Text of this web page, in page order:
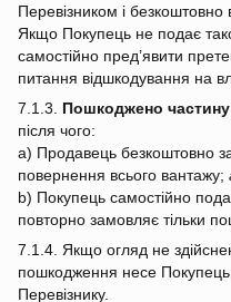
Перевізником і
Якщо Покупець не подає
самостійно пред’явити
питання відшкодування на
7.1.3. Пошкоджено
після чого:
a) Продавець безкоштовно
повернення всього вантажу;
b) Покупець самостійно
повторно замовляє тільки
7.1.4. Якщо огляд не
пошкодження несе
Перевізнику.